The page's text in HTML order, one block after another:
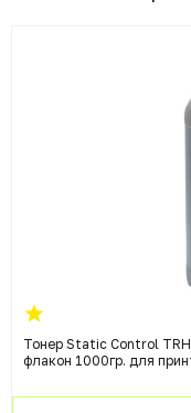
Тонер Static Control
флакон 1000гр. для